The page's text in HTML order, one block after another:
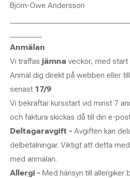
Björn-Owe Andersson
Anmälan
Vi träffas jämna veckor, med
Anmäl dig direkt på webben eller
senast 17/9
Vi bekräftar kursstart vid minst 7
och faktura skickas då till din e-
Deltagaravgift - Avgiften kan
delbetalningar. Viktigt att detta
med anmälan.
Allergi - Med hänsyn till allergiker